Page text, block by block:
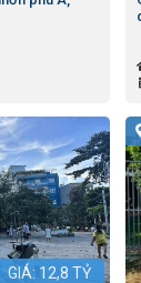
GIÁ: 12,8 TỶ